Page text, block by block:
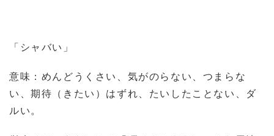
「シャバい」
意味：めんどうくさい、気がのらない、つまらな
い、期待（きたい）はずれ、たいしたことない、ダ
ルい。